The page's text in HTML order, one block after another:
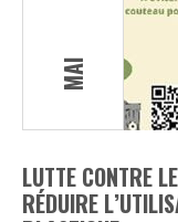
MAI
LUTTE CONTRE
RÉDUIRE